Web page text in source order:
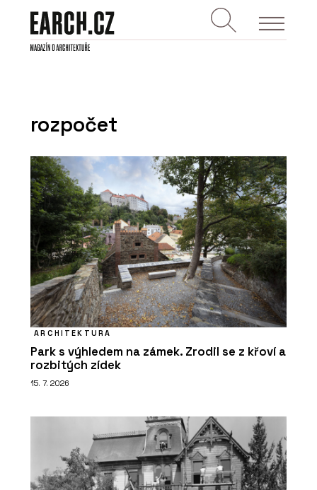
rozpočet
ARCHITEKTURA
Park s výhledem na zámek. Zrodil se z křoví a
rozbitých zídek
15. 7. 2026